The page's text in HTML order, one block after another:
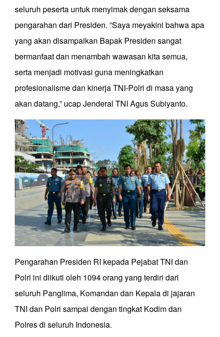
seluruh peserta untuk menyimak dengan seksama
pengarahan dari Presiden. ”Saya meyakini bahwa apa
yang akan disampaikan Bapak Presiden sangat
bermanfaat dan menambah wawasan kita semua,
serta menjadi motivasi guna meningkatkan
profesionalisme dan kinerja TNI-Polri di masa yang
akan datang,” ucap Jenderal TNI Agus Subiyanto.
Pengarahan Presiden RI kepada Pejabat TNI dan
Polri ini diikuti oleh 1094 orang yang terdiri dari
seluruh Panglima, Komandan dan Kepala di jajaran
TNI dan Polri sampai dengan tingkat Kodim dan
Polres di seluruh Indonesia.